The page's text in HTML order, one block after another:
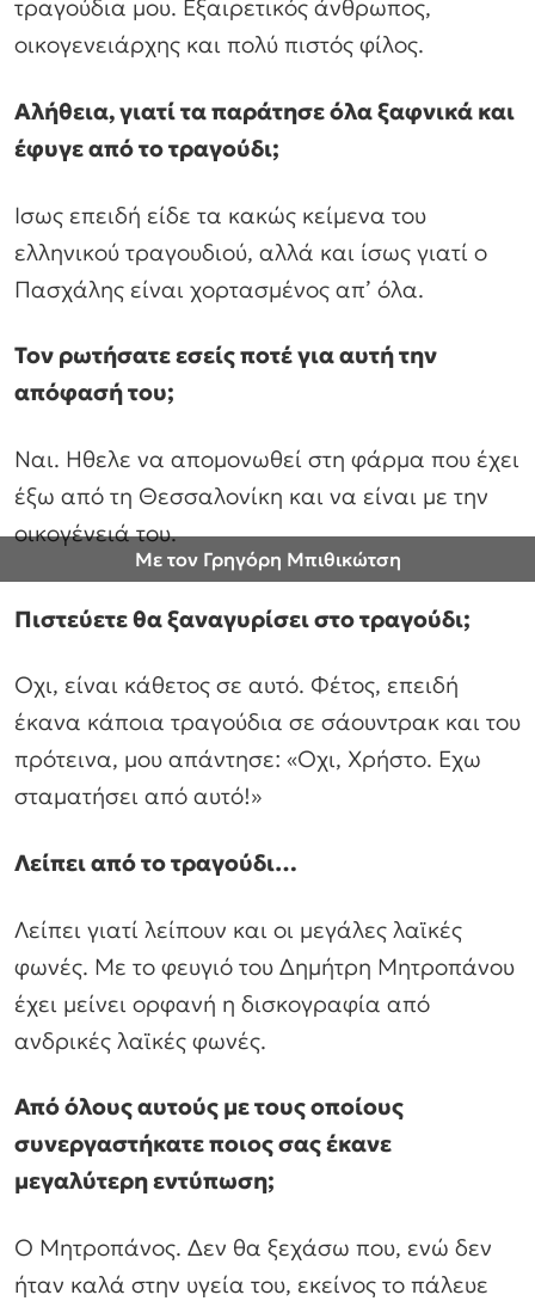
τραγούδια μου. Εξαιρετικός άνθρωπος,
οικογενειάρχης και πολύ πιστός φίλος.
Αλήθεια, γιατί τα παράτησε όλα ξαφνικά και
έφυγε από το τραγούδι;
Ισως επειδή είδε τα κακώς κείμενα του
ελληνικού τραγουδιού, αλλά και ίσως γιατί ο
Πασχάλης είναι χορτασμένος απ’ όλα.
Τον ρωτήσατε εσείς ποτέ για αυτή την
απόφασή του;
Ναι. Ηθελε να απομονωθεί στη φάρμα που έχει
έξω από τη Θεσσαλονίκη και να είναι με την
οικογένειά του.
Με τον Γρηγόρη Μπιθικώτση
Πιστεύετε θα ξαναγυρίσει στο τραγούδι;
Οχι, είναι κάθετος σε αυτό. Φέτος, επειδή
έκανα κάποια τραγούδια σε σάουντρακ και του
πρότεινα, μου απάντησε: «Οχι, Χρήστο. Εχω
σταματήσει από αυτό!»
Λείπει από το τραγούδι…
Λείπει γιατί λείπουν και οι μεγάλες λαϊκές
φωνές. Με το φευγιό του Δημήτρη Μητροπάνου
έχει μείνει ορφανή η δισκογραφία από
ανδρικές λαϊκές φωνές.
Από όλους αυτούς με τους οποίους
συνεργαστήκατε ποιος σας έκανε
μεγαλύτερη εντύπωση;
Ο Μητροπάνος. Δεν θα ξεχάσω που, ενώ δεν
ήταν καλά στην υγεία του, εκείνος το πάλευε